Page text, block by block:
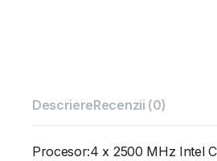
DescriereRecenzii (0)
Procesor:4 x 2500 MHz Intel